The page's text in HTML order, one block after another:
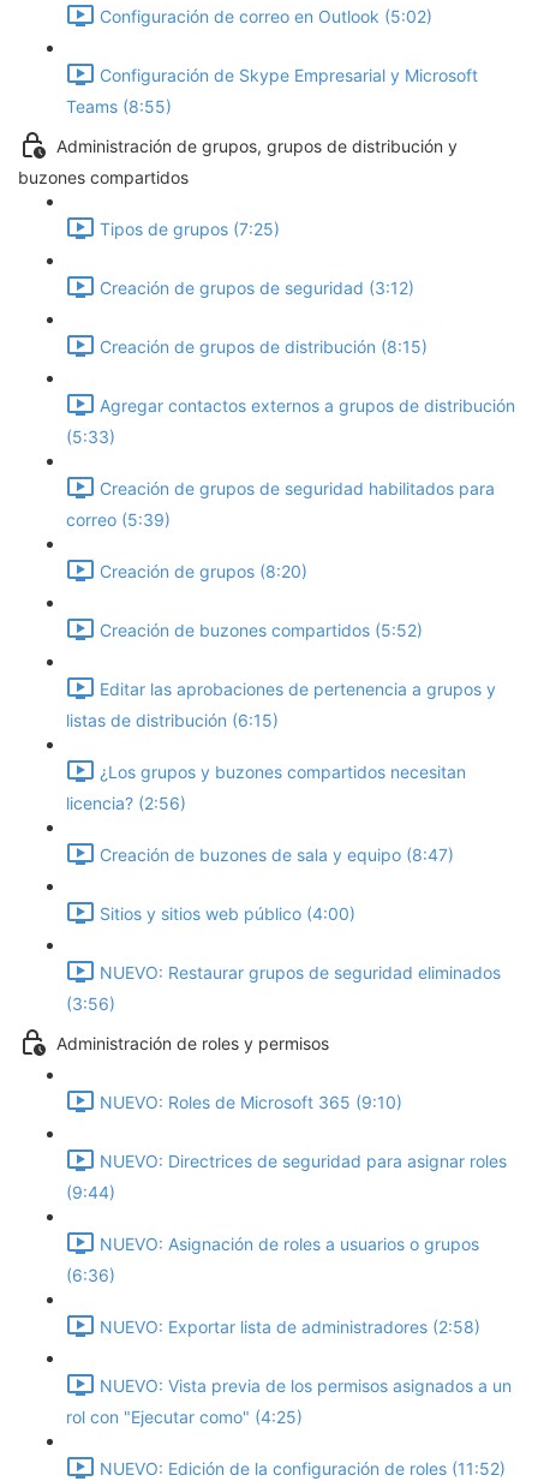
Configuración de correo en Outlook (5:02)
Configuración de Skype Empresarial y Microsoft
Teams (8:55)
Administración de grupos, grupos de distribución y
buzones compartidos
Tipos de grupos (7:25)
Creación de grupos de seguridad (3:12)
Creación de grupos de distribución (8:15)
Agregar contactos externos a grupos de distribución
(5:33)
Creación de grupos de seguridad habilitados para
correo (5:39)
Creación de grupos (8:20)
Creación de buzones compartidos (5:52)
Editar las aprobaciones de pertenencia a grupos y
listas de distribución (6:15)
¿Los grupos y buzones compartidos necesitan
licencia? (2:56)
Creación de buzones de sala y equipo (8:47)
Sitios y sitios web público (4:00)
NUEVO: Restaurar grupos de seguridad eliminados
(3:56)
Administración de roles y permisos
NUEVO: Roles de Microsoft 365 (9:10)
NUEVO: Directrices de seguridad para asignar roles
(9:44)
NUEVO: Asignación de roles a usuarios o grupos
(6:36)
NUEVO: Exportar lista de administradores (2:58)
NUEVO: Vista previa de los permisos asignados a un
rol con "Ejecutar como" (4:25)
NUEVO: Edición de la configuración de roles (11:52)